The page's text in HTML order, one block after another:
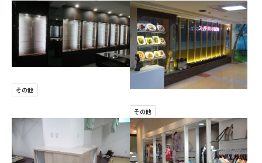
その他
その他